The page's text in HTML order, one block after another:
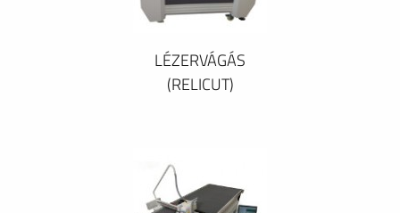
LÉZERVÁGÁS
(RELICUT)